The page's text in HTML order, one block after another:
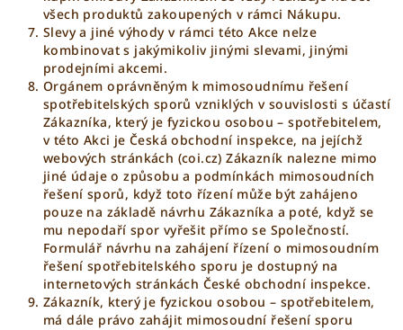
všech produktů zakoupených v rámci Nákupu.
Slevy a jiné výhody v rámci této Akce nelze
kombinovat s jakýmikoliv jinými slevami, jinými
prodejními akcemi.
Orgánem oprávněným k mimosoudnímu řešení
spotřebitelských sporů vzniklých v souvislosti s účastí
Zákazníka, který je fyzickou osobou – spotřebitelem,
v této Akci je Česká obchodní inspekce, na jejíchž
webových stránkách (coi.cz) Zákazník nalezne mimo
jiné údaje o způsobu a podmínkách mimosoudních
řešení sporů, když toto řízení může být zahájeno
pouze na základě návrhu Zákazníka a poté, když se
mu nepodaří spor vyřešit přímo se Společností.
Formulář návrhu na zahájení řízení o mimosoudním
řešení spotřebitelského sporu je dostupný na
internetových stránkách České obchodní inspekce.
Zákazník, který je fyzickou osobou – spotřebitelem,
má dále právo zahájit mimosoudní řešení sporu